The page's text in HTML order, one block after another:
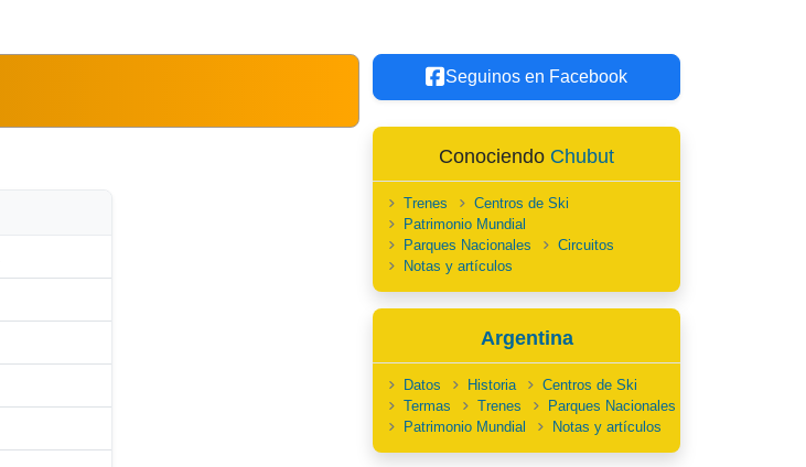
Seguinos en Facebook
Conociendo Chubut
Trenes
Centros de Ski
Patrimonio Mundial
Parques Nacionales
Circuitos
Notas y artículos
Argentina
Datos Historia
Centros de Ski
Termas
Trenes
Parques Nacionales
Patrimonio Mundial
Notas y artículos